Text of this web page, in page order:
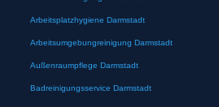
Arbeitsplatzhygiene Darmstadt
Arbeitsumgebungreinigung Darmstadt
Außenraumpflege Darmstadt
Badreinigungsservice Darmstadt